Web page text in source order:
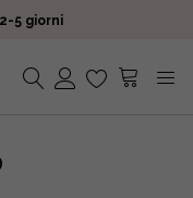
5 giorni
e spedizione gratuita
5 giorni